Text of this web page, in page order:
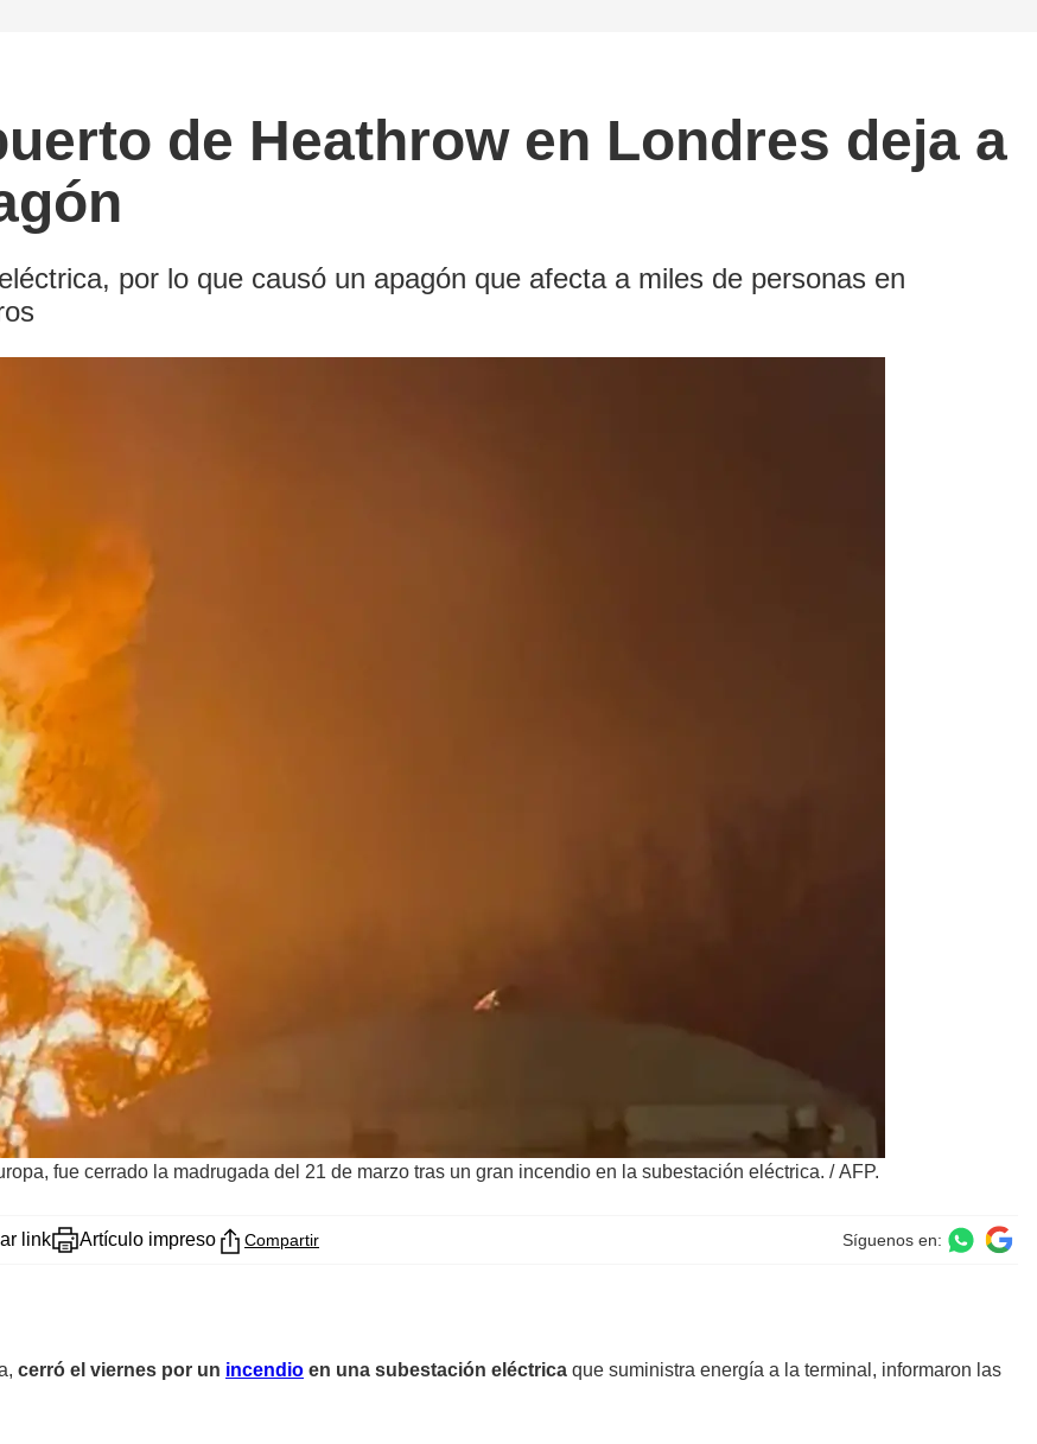
de Heathrow en Londres deja a
por lo que causó un apagón que afecta a miles de personas en
fue cerrado la madrugada del 21 de marzo tras un gran incendio en la subestación eléctrica. /AFP.
link Artículo impreso Compartir Síguenos en:
cerró el viernes por un incendio en una subestación eléctrica que suministra energía a la terminal, informaron las